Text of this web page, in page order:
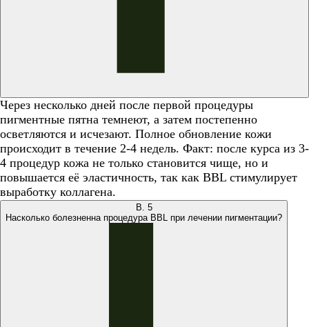
Через несколько дней после первой процедуры
пигментные пятна темнеют, а затем постепенно
осветляются и исчезают. Полное обновление кожи
происходит в течение 2-4 недель. Факт: после курса из 3-
4 процедур кожа не только становится чище, но и
повышается её эластичность, так как BBL стимулирует
выработку коллагена.
В. 5
Насколько болезненна процедура BBL при лечении пигментации?